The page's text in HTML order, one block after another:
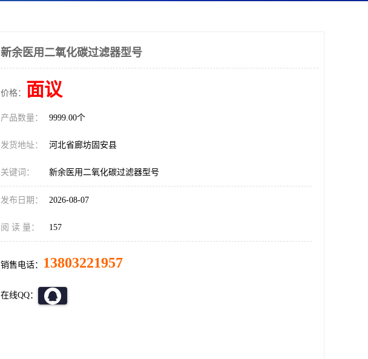
新余医用二氧化碳过滤器型号
价格： 面议
产品数量： 9999.00个
发货地址： 河北省廊坊固安县
关键词： 新余医用二氧化碳过滤器型号
发布日期： 2026-08-07
阅 读 量： 157
销售电话： 13803221957
在线QQ：